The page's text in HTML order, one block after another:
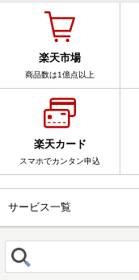
楽天市場
商品数は1億点以上
楽天カード
スマホでカンタン申込
サービス一覧